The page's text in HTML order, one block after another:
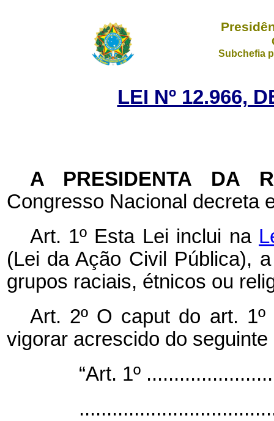
Subchefia
LEI Nº 12.966,
A PRESIDENTA DA
Congresso Nacional decreta
Art. 1º Esta Lei inclui na
(Lei da Ação Civil Pública),
grupos raciais, étnicos ou
Art. 2º O caput do art.
vigorar acrescido do seguinte
“Art. 1º